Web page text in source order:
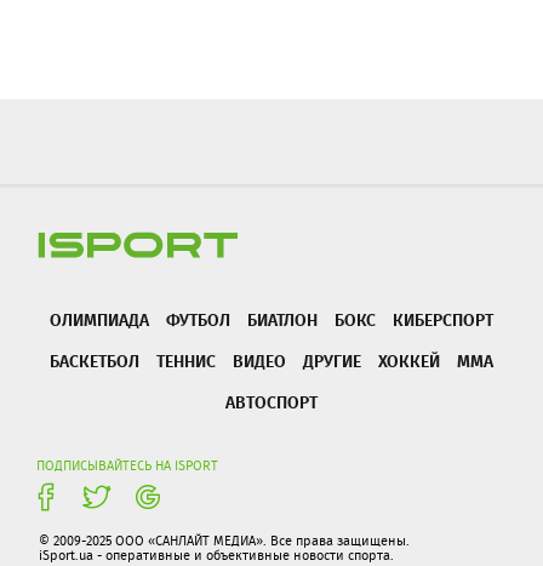
ОЛИМПИАДА ФУТБОЛ БИАТЛОН БОКС
КИБЕРСПОРТ
БАСКЕТБОЛ
ТЕННИС ВИДЕО ДРУГИЕ ХОККЕЙ
ММА
АВТОСПОРТ
ПОДПИСЫВАЙТЕСЬ НА ISPORT
© 2009-2025 ООО «САНЛАЙТ МЕДИА». Все права защищены.
iSport.ua - оперативные и объективные новости спорта.